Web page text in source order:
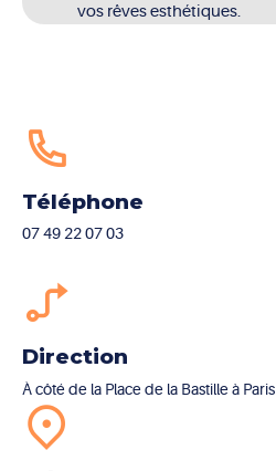
vos rêves esthétiques.
Téléphone
07 49 22 07 03
Direction
À côté de la Place de la Bastille à Paris